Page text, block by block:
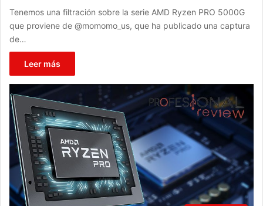
Tenemos una filtración sobre la serie AMD Ryzen PRO 5000G
que proviene de @momomo_us, que ha publicado una captura
de…
Leer más